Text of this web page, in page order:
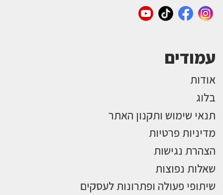
עמודים
אודות
בלוג
תנאי שימוש ותקנון האתר
מדיניות פרטיות
הצהרת נגישות
שאלות נפוצות
שיתופי פעולה ופתרונות לעסקים